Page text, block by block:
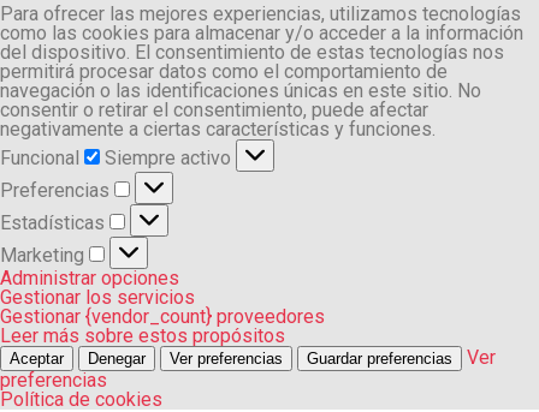
Para ofrecer las mejores experiencias, utilizamos tecnologías
como las cookies para almacenar y/o acceder a la información
del dispositivo. El consentimiento de estas tecnologías nos
permitirá procesar datos como el comportamiento de
navegación o las identificaciones únicas en este sitio. No
consentir o retirar el consentimiento, puede afectar
negativamente a ciertas características y funciones.
Funcional
Funcional
Siempre activo
Preferencias
Preferencias
Estadísticas
Estadísticas
Marketing
Marketing
Administrar opciones
Gestionar los servicios
Gestionar {vendor_count} proveedores
Leer más sobre estos propósitos
Aceptar Denegar Ver preferencias Guardar preferencias
Ver
preferencias
Política de cookies